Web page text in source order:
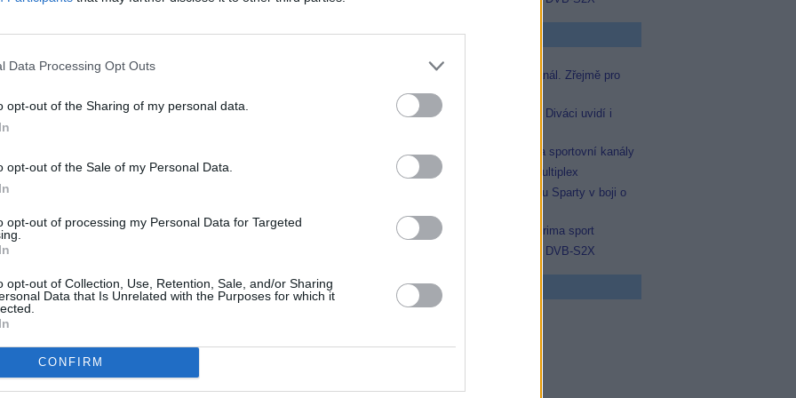
Data Processing Opt Outs
opt-out of the Sharing of my personal data.
opt-out of the Sale of my Personal Data.
opt-out of processing my Personal Data for Targeted
opt-out of Collection, Use, Retention, Sale, and/or Sharing
Data that Is Unrelated with the Purposes for which it
CONFIRM
Slovensku
východ
Top Zprávičky
Skylink spustil nový Test kanál. Zřejmě pro
Prima sport
Oneplay zařadí Prima sport. Diváci uvidí i
AMC získala licence pro dva sportovní kanály
Operátor Du převzal další multiplex
Prima sport odvysílá i odvetu Sparty v boji o
Antik TV potvrdil zařazení Prima sport
Televisa Networks přešla na DVB-S2X
TV program
20:10 MOST! (6/8)